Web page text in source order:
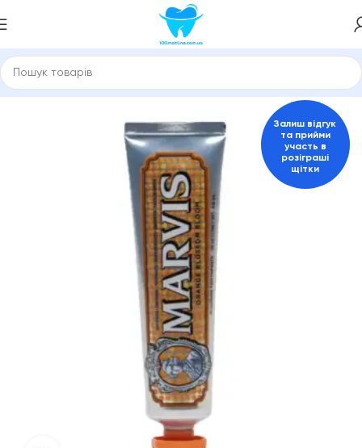
засоби для гігієни порожнини рота Пасти для дорослих
Залиш відгук
та прийми
участь в
розіграші
щітки